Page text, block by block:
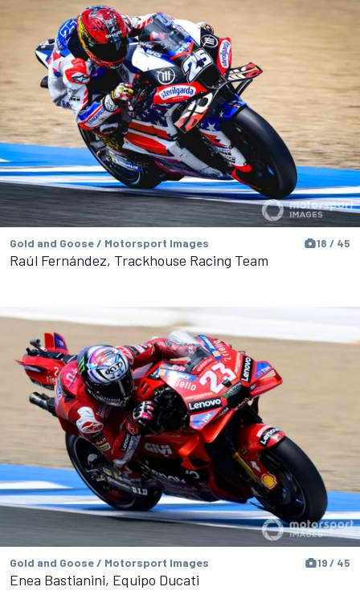
Gold and Goose / Motorsport Images 18 / 45
Raúl Fernández, Trackhouse Racing Team
Gold and Goose / Motorsport Images 19 / 45
Enea Bastianini, Equipo Ducati